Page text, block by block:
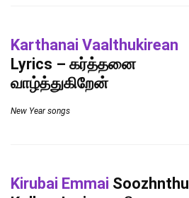
Karthanai Vaalthukirean
Lyrics – கர்த்தனை
வாழ்த்துகிறேன்
New Year songs
Kirubai Emmai Soozhnthu